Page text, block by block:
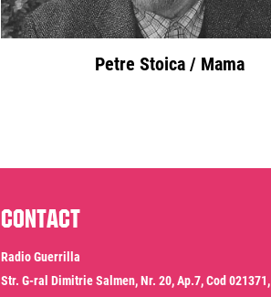
Petre Stoica / Mama
Contact
Radio Guerrilla
Str. G-ral Dimitrie Salmen, Nr. 20, Ap.7, Cod 021371,